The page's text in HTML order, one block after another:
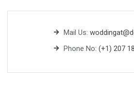
Mail Us:
Phone No: (+1) 207